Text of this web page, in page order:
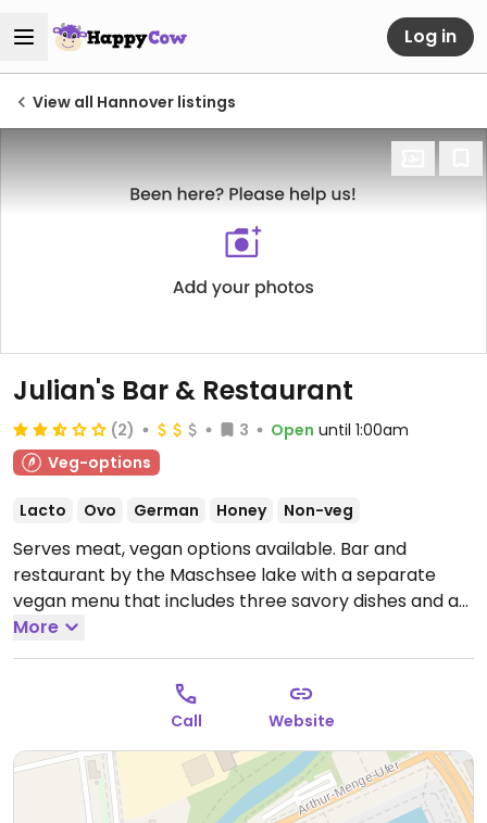
Log in
View all Hannover listings
Julian's Bar & Restaurant
(2) 3 Open until 1:00am
Veg-options
Lacto Ovo German Honey Non-veg
Serves meat, vegan options available. Bar and
restaurant by the Maschsee lake with a separate
vegan menu that includes three savory dishes and a
dessert.
More
Call Website